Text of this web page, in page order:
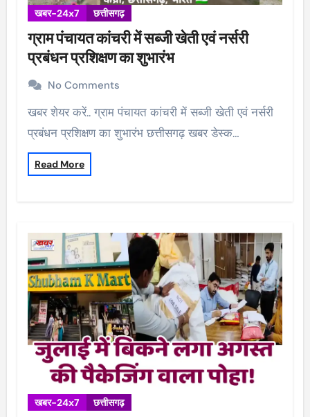
खबर-24x7 छत्तीसगढ़
ग्राम पंचायत कांचरी में सब्जी खेती एवं नर्सरी
प्रबंधन प्रशिक्षण का शुभारंभ
No Comments
खबर शेयर करें.. ग्राम पंचायत कांचरी में सब्जी खेती एवं नर्सरी
प्रबंधन प्रशिक्षण का शुभारंभ छत्तीसगढ़ खबर डेस्क…
Read More
खबर-24x7 छत्तीसगढ़